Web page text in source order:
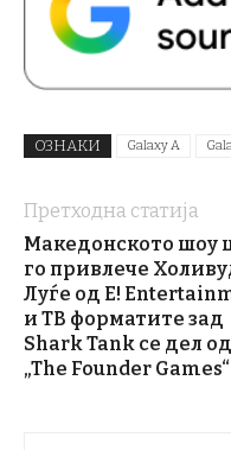
ОЗНАКИ Galaxy A
Претходна статија
Македонското шоу
го привлече
Луѓе од E!
и ТВ форматите зад
Shark Tank се дел од
„The Founder Games“